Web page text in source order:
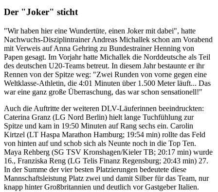
Der "Joker" sticht
"Wir haben hier eine Wundertüte, einen Joker mit dabei", hatte
Nachwuchs-Disziplintrainer Andreas Michallek schon am Vorabend
mit Verweis auf Anna Gehring zu Bundestrainer Henning von
Papen gesagt. Im Vorjahr hatte Michallek die Norddeutsche als Teil
des deutschen U20-Teams betreut. In diesem Jahr bestaunte er ihr
Rennen von der Spitze weg: "Zwei Runden von vorne gegen eine
Weltklasse-Athletin, die 4:01 Minuten über 1.500 Meter läuft... Das
war eine ganz große Überraschung, das war schon sensationell!"
Auch die Auftritte der weiteren DLV-Läuferinnen beeindruckten:
Caterina Granz (LG Nord Berlin) hielt lange Tuchfühlung zur
Spitze und kam in 19:50 Minuten auf Rang sechs ein. Carolin
Kirtzel (LT Haspa Marathon Hamburg; 19:54 min) rollte das Feld
von hinten auf und schob sich als Neunte noch in die Top Ten.
Maya Rehberg (SG TSV Kronshagen/Kieler TB; 20:17 min) wurde
16., Franziska Reng (LG Telis Finanz Regensburg; 20:43 min) 27.
In der Summe der vier besten Platzierungen bedeutete diese
Mannschaftsleistung Platz zwei und damit Silber für das Team, nur
knapp hinter Großbritannien und deutlich vor Gastgeber Italien.